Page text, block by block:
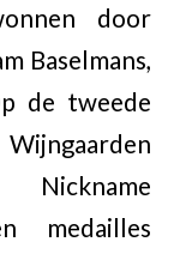
door
Baselmans,
de tweede
medailles